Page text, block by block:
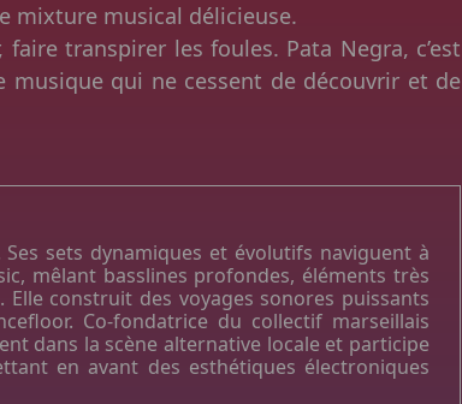
mixture musical délicieuse.
transpirer les foules. Pata Negra, c’est
qui ne cessent de découvrir et de
Ses sets dynamiques et évolutifs naviguent à
mêlant basslines profondes, éléments très
construit des voyages sonores puissants
Co-fondatrice du collectif marseillais
dans la scène alternative locale et participe
en avant des esthétiques électroniques